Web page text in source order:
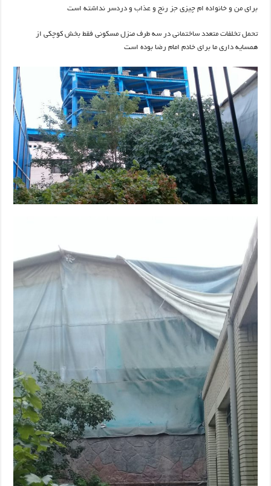
برای من و خانواده ام چیزی جز رنج و عذاب و دردسر نداشته است
تحمل تخلفات متعدد ساختمانی در سه طرف منزل مسکونی فقط بخش کوچکی از
همسایه داری ما برای خادم امام رضا بوده است